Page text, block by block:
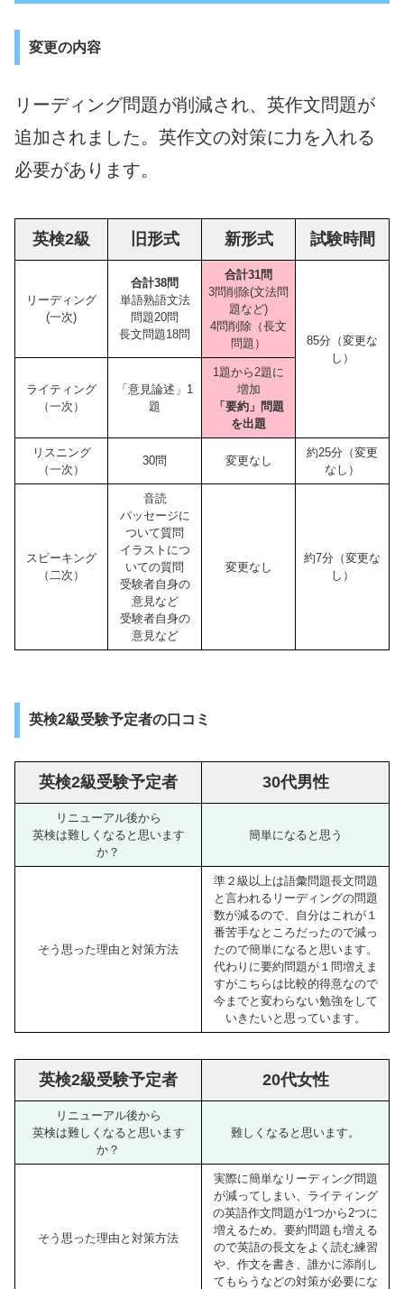
変更の内容
リーディング問題が削減され、英作文問題が
追加されました。英作文の対策に力を入れる
必要があります。
英検2級 旧形式 新形式 試験時間
リーディング
(一次)
合計38問
単語熟語文法
問題20問
長文問題18問
合計31問
3問削除(文法問
題など)
4問削除（長文
問題）
85分（変更な
し）
ライティング
（一次）
「意見論述」1
題
1題から2題に
増加
「要約」問題
を出題
リスニング
（一次）
30問 変更なし
約25分（変更
なし）
スピーキング
（二次）
音読
パッセージに
ついて質問
イラストにつ
いての質問
受験者自身の
意見など
受験者自身の
意見など
変更なし
約7分（変更な
し）
英検2級受験予定者の口コミ
英検2級受験予定者 30代男性
リニューアル後から
英検は難しくなると思います
か？
簡単になると思う
そう思った理由と対策方法
準２級以上は語彙問題長文問題
と言われるリーディングの問題
数が減るので、自分はこれが１
番苦手なところだったので減っ
たので簡単になると思います。
代わりに要約問題が１問増えま
すがこちらは比較的得意なので
今までと変わらない勉強をして
いきたいと思っています。
英検2級受験予定者 20代女性
リニューアル後から
英検は難しくなると思います
か？
難しくなると思います。
そう思った理由と対策方法
実際に簡単なリーディング問題
が減ってしまい、ライティング
の英語作文問題が1つから2つに
増えるため。要約問題も増える
ので英語の長文をよく読む練習
や、作文を書き、誰かに添削し
てもらうなどの対策が必要にな